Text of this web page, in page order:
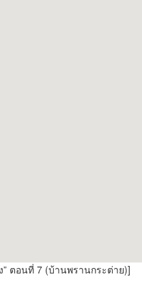
” ตอนที่ 7 (บ้านพรานกระต่าย)]